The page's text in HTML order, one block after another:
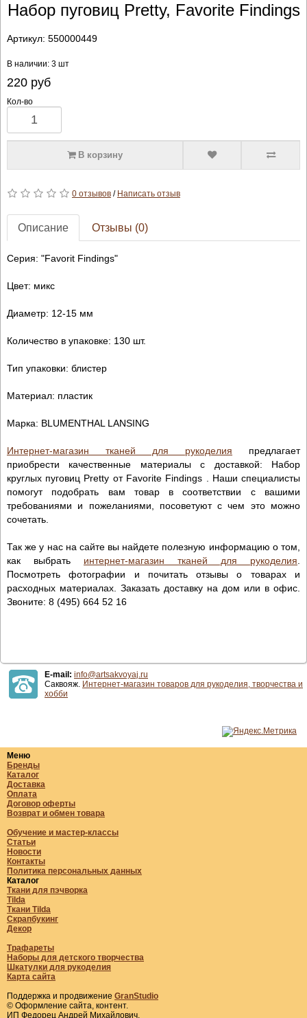
Набор пуговиц Pretty, Favorite Findings
Артикул: 550000449
В наличии: 3 шт
220руб
Кол-во
В корзину
0 отзывов/ Написать отзыв
Описание Отзывы (0)
Серия: "Favorit Findings"
Цвет: микс
Диаметр: 12-15 мм
Количество в упаковке: 130 шт.
Тип упаковки: блистер
Материал: пластик
Марка: BLUMENTHAL LANSING
Интернет-магазин тканей для рукоделия предлагает
приобрести качественные материалы с доставкой: Набор
круглых пуговиц Pretty от Favorite Findings . Наши специалисты
помогут подобрать вам товар в соответствии с вашими
требованиями и пожеланиями, посоветуют с чем это можно
сочетать.
Так же у нас на сайте вы найдете полезную информацию о том,
как выбрать интернет-магазин тканей для рукоделия
Посмотреть фотографии и почитать отзывы о товарах и
расходных материалах. Заказать доставку на дом или в офис.
Звоните: 8 (495) 664 52 16
E-mail: info@artsakvoyaj.ru
Саквояж. Интернет-магазин товаров для рукоделия, творчества и
хобби
Меню
Бренды
Каталог
Доставка
Оплата
Договор оферты
Возврат и обмен товара
Обучение и мастер-классы
Статьи
Новости
Контакты
Политика персональных данных
Каталог
Ткани для пэчворка
Tilda
Ткани Tilda
Скрапбукинг
Декор
Трафареты
Наборы для детского творчества
Шкатулки для рукоделия
Карта сайта
Поддержка и продвижение GranStudio
© Оформление сайта, контент.
ИП Федорец Андрей Михайлович,